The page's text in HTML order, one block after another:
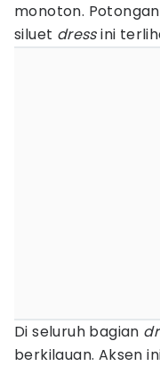
monoton.
siluet dressini
Di seluruh bagian
berkilauan. Aksen